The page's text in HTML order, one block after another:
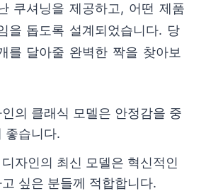
쿠셔닝을 제공하고, 어떤 제품
을 돕도록 설계되었습니다. 당
를 달아줄 완벽한 짝을 찾아보
의 클래식 모델은 안정감을 중
좋습니다.
자인의 최신 모델은 혁신적인
싶은 분들께 적합합니다.